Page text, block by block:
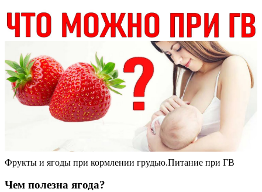
Фрукты и ягоды при кормлении грудью.Питание при ГВ
Чем полезна ягода?